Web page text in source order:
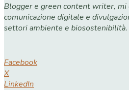
Blogger e green content writer, mi
comunicazione digitale e
settori ambiente e biosostenibilità.
Facebook
X
LinkedIn